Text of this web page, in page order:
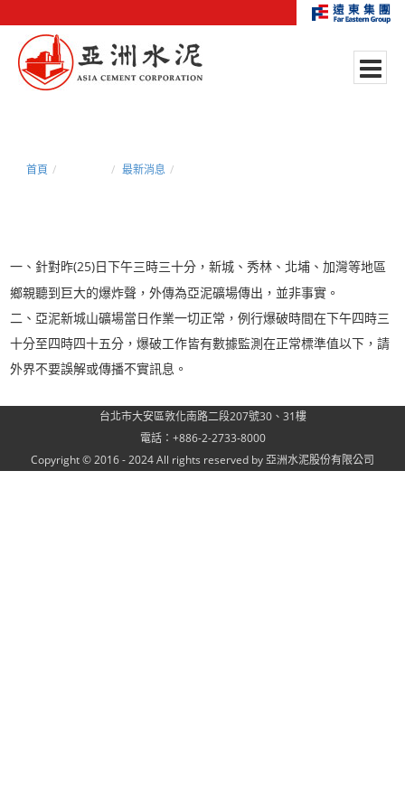
首頁 最新消息
一、針對昨(25)日下午三時三十分，新城、秀林、北埔、加灣等地區
鄉親聽到巨大的爆炸聲，外傳為亞泥礦場傳出，並非事實。
二、亞泥新城山礦場當日作業一切正常，例行爆破時間在下午四時三
十分至四時四十五分，爆破工作皆有數據監測在正常標準值以下，請
外界不要誤解或傳播不實訊息。
台北市大安區敦化南路二段207號30、31樓
電話：+886-2-2733-8000
Copyright © 2016 - 2024 All rights reserved by 亞洲水泥股份有限公司